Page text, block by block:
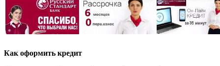
Как оформить кредит